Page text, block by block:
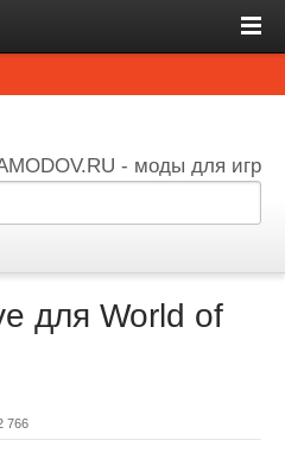
- моды для игр
для World of
766